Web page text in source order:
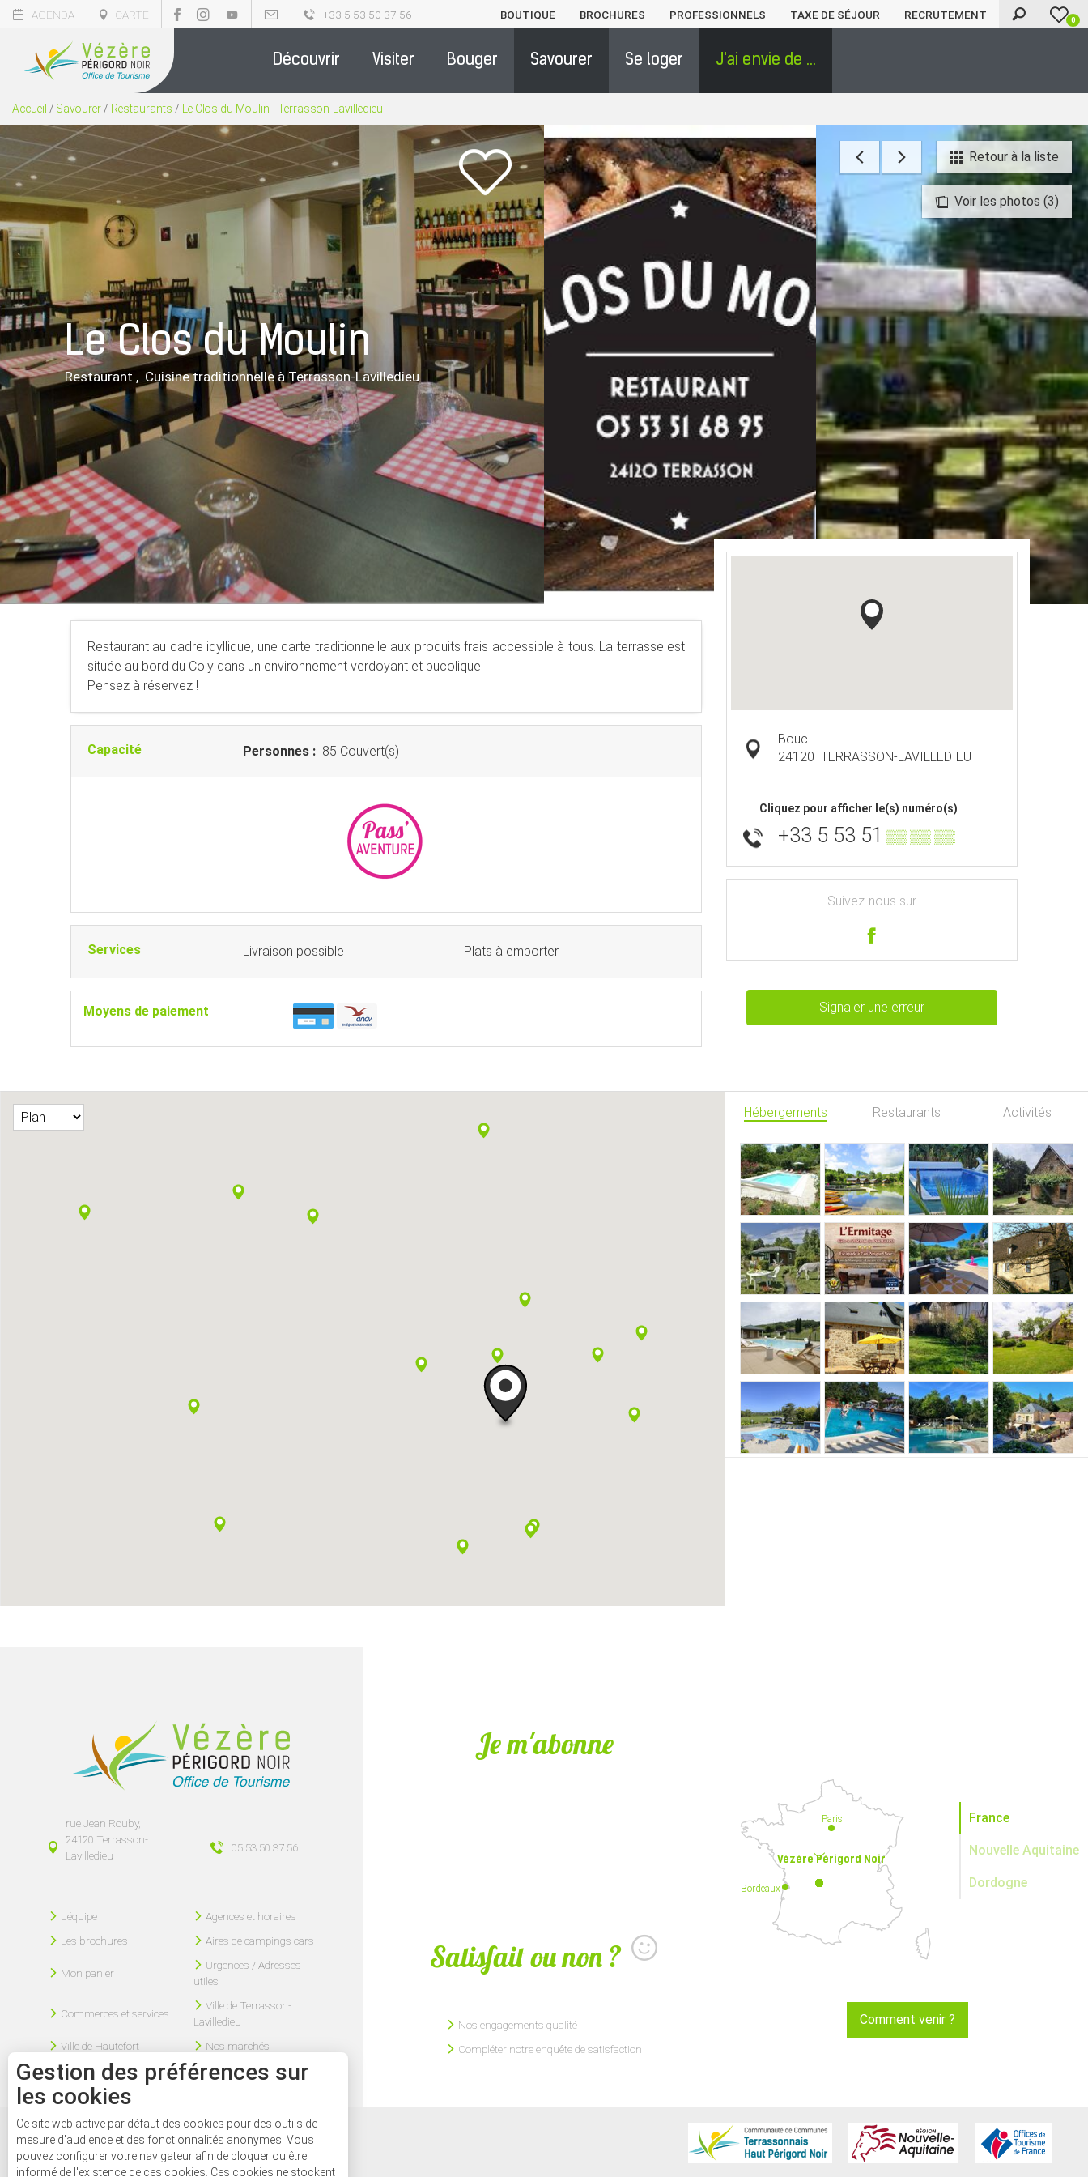
AGENDA CARTE +33 5 53 50 37 56 BOUTIQUE BROCHURES PROFESSIONNELS TAXE DE SÉJOUR RECRUTEMENT 0
Découvrir Visiter Bouger Savourer Se loger J'ai envie de ...
Accueil / Savourer / Restaurants / Le Clos du Moulin - Terrasson-Lavilledieu
Voir les photos (3)
Retour à la liste
Le Clos du Moulin
Restaurant , Cuisine traditionnelle à Terrasson-Lavilledieu
Restaurant au cadre idyllique, une carte traditionnelle aux produits frais accessible à tous. La terrasse est
située au bord du Coly dans un environnement verdoyant et bucolique.
Pensez à réservez !
Capacité Personnes : 85 Couvert(s)
Services Livraison possible Plats à emporter
Moyens de paiement
Bouc
24120 TERRASSON-LAVILLEDIEU
Cliquez pour afficher le(s) numéro(s)
+33 5 53 51 ▒▒ ▒▒ ▒▒
Suivez-nous sur
Signaler une erreur
Hébergements Restaurants Activités
rue Jean Rouby,
24120 Terrasson-
Lavilledieu
05 53 50 37 56
L'équipe
Agences et horaires
Les brochures
Aires de campings cars
Mon panier
Urgences / Adresses
utiles
Commerces et services
Ville de Terrasson-
Lavilledieu
Ville de Hautefort
Nos marchés
Je m'abonne
Satisfait ou non ?
Nos engagements qualité
Compléter notre enquête de satisfaction
France
Nouvelle Aquitaine
Dordogne
Bordeaux
Paris
Vézère Périgord Noir
Comment venir ?
Mentions légales Plan du site Nous contacter
Gestion des préférences sur
les cookies
Ce site web active par défaut des cookies pour des outils de
mesure d'audience et des fonctionnalités anonymes. Vous
pouvez configurer votre navigateur afin de bloquer ou être
informé de l'existence de ces cookies. Ces cookies ne stockent